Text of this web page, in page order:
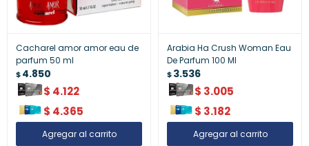
Cacharel amor amor eau de
parfum 50 ml
$4.850
$ 4.122
$ 4.365
Arabia Ha Crush Woman Eau
De Parfum 100 Ml
$3.536
$ 3.005
$ 3.182